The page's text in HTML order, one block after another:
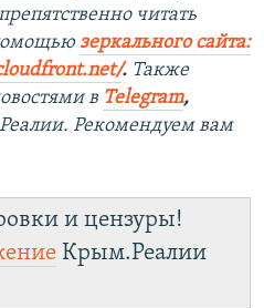
читать
зеркального сайта:
. ​ Также
в Telegram,
Рекомендуем вам
и цензуры!
Крым.Реалии